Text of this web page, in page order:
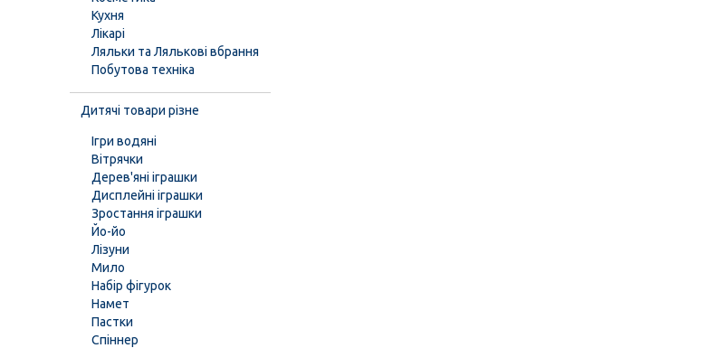
Кухня
Лікарі
Ляльки та Лялькові вбрання
Побутова техніка
Дитячі товари різне
Ігри водяні
Вітрячки
Дерев'яні іграшки
Дисплейні іграшки
Зростання іграшки
Йо-йо
Лізуни
Мило
Набір фігурок
Намет
Пастки
Спіннер